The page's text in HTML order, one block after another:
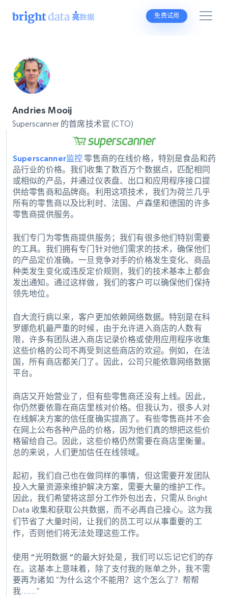
免费试用
Andries Mooij
Superscanner 的首席技术官 (CTO)
Superscanner监控零售商的在线价格，特别是食品和药
品行业的价格。我们收集了数百万个数据点，匹配相同
或相似的产品，并通过仪表盘、出口和应用程序接口提
供给零售商和品牌商。利用这项技术，我们为荷兰几乎
所有的零售商以及比利时、法国、卢森堡和德国的许多
零售商提供服务。
我们专门为零售商提供服务；我们有很多他们特别需要
的工具。我们拥有专门针对他们需求的技术，确保他们
的产品定价准确。一旦竞争对手的价格发生变化、商品
种类发生变化或违反定价规则，我们的技术基本上都会
发出通知。通过这样做，我们的客户可以确保他们保持
领先地位。
自大流行病以来，客户更加依赖网络数据。特别是在科
罗娜危机最严重的时候，由于允许进入商店的人数有
限，许多有团队进入商店记录价格或使用应用程序收集
这些价格的公司不再受到这些商店的欢迎。例如，在法
国，所有商店都关门了。因此，公司只能依靠网络数据
平台。
商店又开始营业了，但有些零售商还没有上线。因此，
你仍然要依靠在商店里核对价格。但我认为，很多人对
在线解决方案的信任度确实提高了。有些零售商并不会
在网上公布各种产品的价格，因为他们真的想把这些价
格留给自己。因此，这些价格仍然需要在商店里衡量。
总的来说，人们更加信任在线领域。
起初，我们自己也在做同样的事情，但这需要开发团队
投入大量资源来维护解决方案，需要大量的维护工作。
因此，我们希望将这部分工作外包出去，只需从 Bright
Data 收集和获取公共数据，而不必再自己操心。 这为我
们节省了大量时间，让我们的员工可以从事重要的工
作，否则他们将无法处理这些工作。
使用 “光明数据 “的最大好处是，我们可以忘记它们的存
在。这基本上意味着，除了支付我的账单之外，我不需
要再为诸如 “为什么这个不能用？这个怎么了？帮帮
我……”